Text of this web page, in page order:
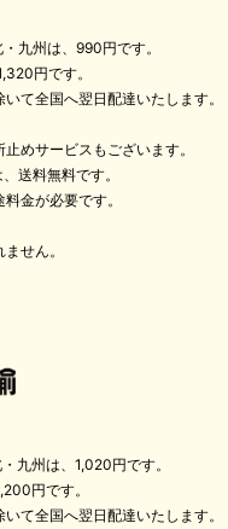
九州は、990円です。
円です。
て全国へ翌日配達いたします。
めサービスもございます。
送料無料です。
金が必要です。
せん。
九州は、1,020円です。
円です。
て全国へ翌日配達いたします。